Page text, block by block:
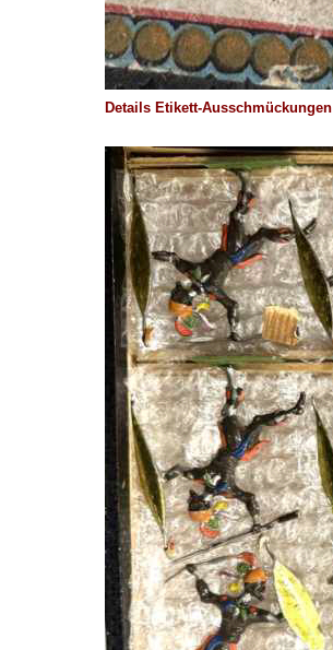
Details Etikett-Ausschmückungen